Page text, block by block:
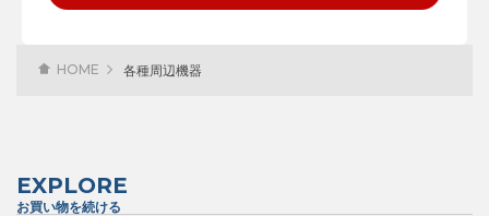
HOME 各種周辺機器
EXPLORE
お買い物を続ける